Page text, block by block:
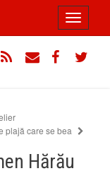
Toggle
plajă care se bea
Hărău